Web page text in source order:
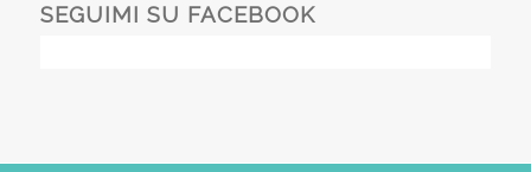
SEGUIMI SU FACEBOOK